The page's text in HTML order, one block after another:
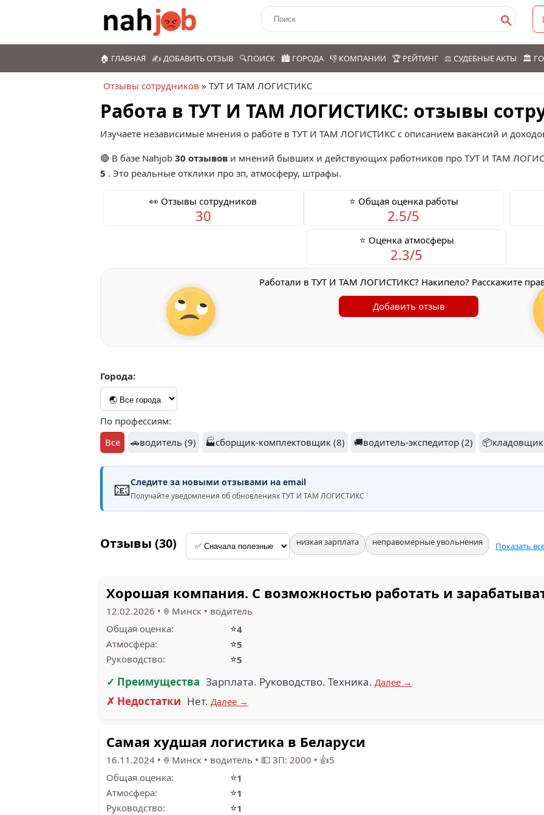
🏠 ГЛАВНАЯ ✍️ ДОБАВИТЬ ОТЗЫВ 🔍ПОИСК 🏙️ ГОРОДА 👎 КОМПАНИИ 🏆 РЕЙТИНГ ⚖️ СУДЕБНЫЕ АКТЫ 🏛️
Отзывы сотрудников » ТУТ И ТАМ ЛОГИСТИКС
Работа в ТУТ И ТАМ ЛОГИСТИКС: отзывы
Изучаете независимые мнения о работе в ТУТ И ТАМ ЛОГИСТИКС с описанием вакансий и
🔴 В базе Nahjob 30 отзывов и мнений бывших и действующих работников про ТУТ И ТАМ
5 . Это реальные отклики про зп, атмосферу, штрафы.
👀 Отзывы сотрудников
30
⭐ Общая оценка работы
2.5/5
⭐ Оценка атмосферы
2.3/5
Работали в ТУТ И ТАМ ЛОГИСТИКС? Накипело? Расскажите
Добавить отзыв
Города:
По профессиям:
Все
🚗водитель (9) 🏭сборщик-комплектовщик (8) 🚚водитель-экспедитор (2)
📧Следите за новыми отзывами на email
Получайте уведомления об обновлениях ТУТ И ТАМ ЛОГИСТИКС
Отзывы (30) низкая зарплата неправомерные увольнения Показать
Хорошая компания. С возможностью работать и
12.02.2026 • Минск • водитель
Общая оценка:
⭐4
Атмосфера:
⭐5
Руководство:
⭐5
✓ Преимущества Зарплата. Руководство. Техника. Далее →
✗ Недостатки Нет. Далее →
Самая худшая логистика в Беларуси
16.11.2024 • Минск • водитель • 💵 ЗП: 2000 • 👍5
Общая оценка:
⭐1
Атмосфера:
⭐1
Руководство:
⭐1